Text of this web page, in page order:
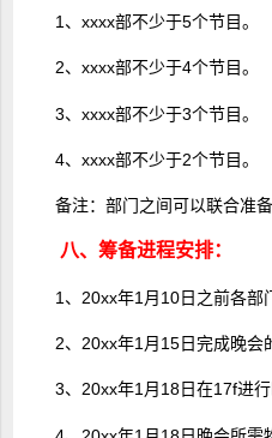
1、xxxx部不少于5个节目。
2、xxxx部不少于4个节目。
3、xxxx部不少于3个节目。
4、xxxx部不少于2个节目。
备注：部门之间可以联合准备
八、筹备进程安排：
1、20xx年1月10日之前各部
2、20xx年1月15日完成晚会
3、20xx年1月18日在17f进行